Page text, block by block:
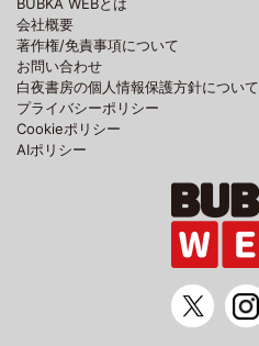
BUBKA WEBとは
会社概要
著作権/免責事項について
お問い合わせ
白夜書房の個人情報保護方針について
プライバシーポリシー
Cookieポリシー
AIポリシー